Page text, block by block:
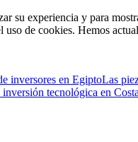
su experiencia y para
de cookies. Hemos
inversores en EgiptoLas
tecnológica en